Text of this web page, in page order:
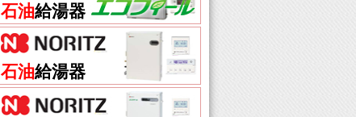
石油給湯器
石油給湯器